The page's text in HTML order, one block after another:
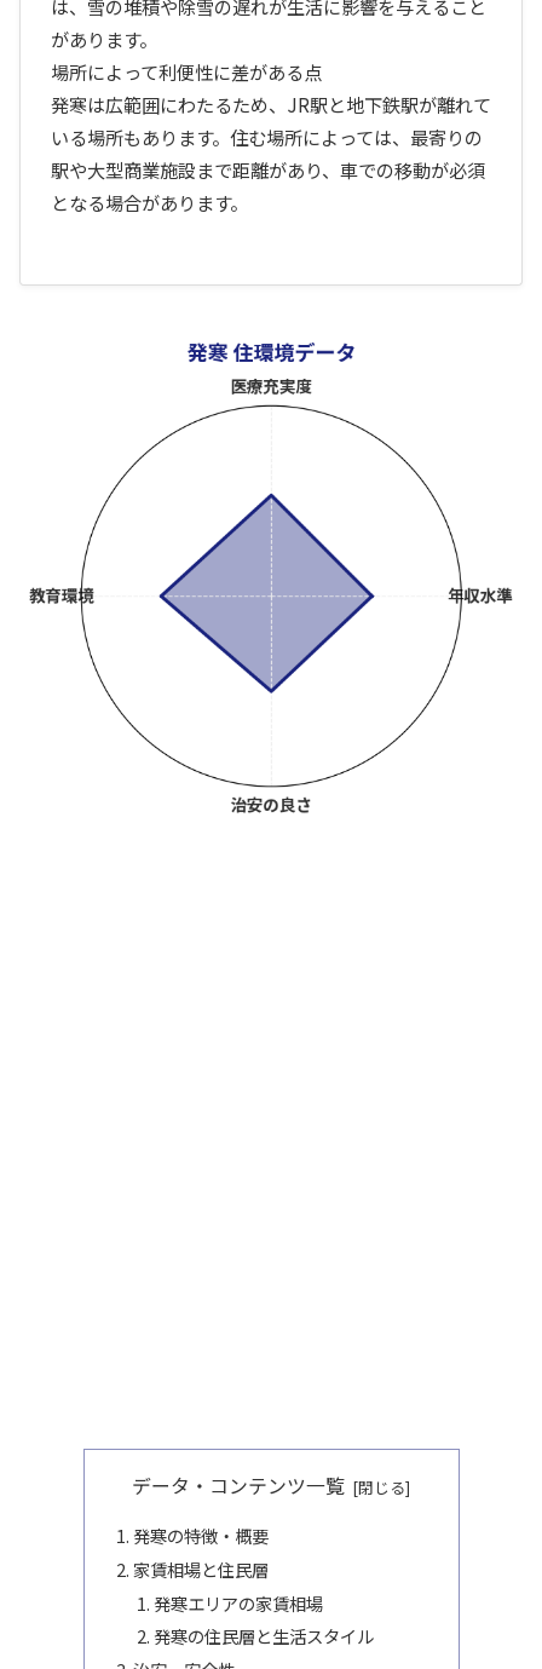
は、雪の堆積や除雪の遅れが生活に影響を与えること
があります。
場所によって利便性に差がある点
発寒は広範囲にわたるため、JR駅と地下鉄駅が離れて
いる場所もあります。住む場所によっては、最寄りの
駅や大型商業施設まで距離があり、車での移動が必須
となる場合があります。
データ・コンテンツ一覧
発寒の特徴・概要
家賃相場と住民層
発寒エリアの家賃相場
発寒の住民層と生活スタイル